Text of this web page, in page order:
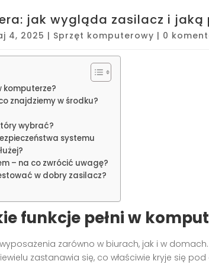
jak wygląda zasilacz i jaką
4, 2025 | Sprzęt komputerowy | 0
komputerze?
znajdziemy w środku?
wybrać?
systemu
– na co zwrócić uwagę?
w dobry zasilacz?
funkcje pełni w
zarówno w biurach, jak i w
zastanawia się, co właściwie kryje się